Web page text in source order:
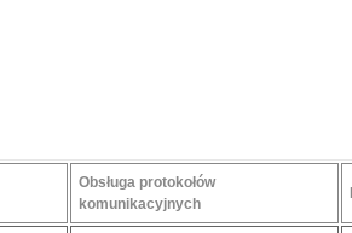
Obsługa protokołów
komunikacyjnych